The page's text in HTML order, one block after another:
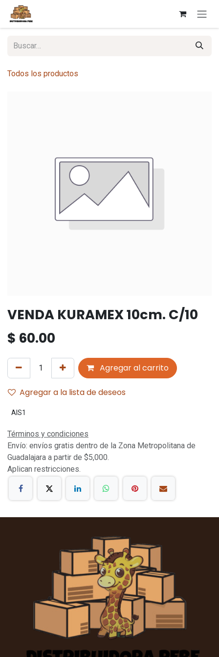
Ir al contenido
Todos los productos
VENDA KURAMEX 10cm. C/10
$ 60.00
Agregar al carrito
Agregar a la lista de deseos
AIS1
Términos y condiciones
Envío: envíos gratis dentro de la Zona Metropolitana de
Guadalajara a partir de $5,000.
Aplican restricciones.